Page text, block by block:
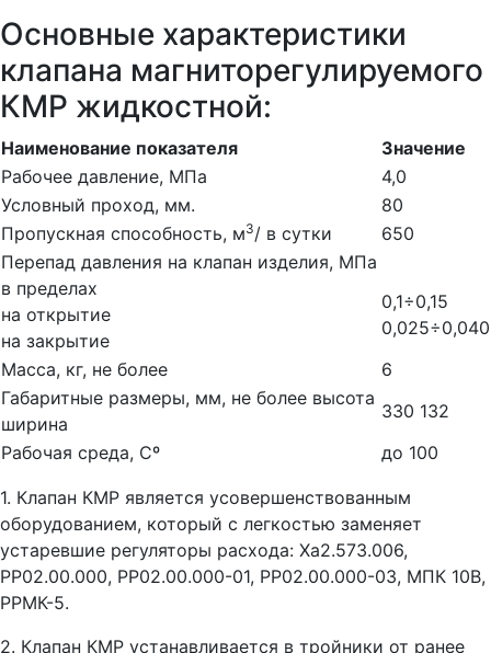
Основные характеристики
клапана магниторегулируемого
КМР жидкостной:
Наименование показателя
Значение
Рабочее давление, МПа
4,0
Условный проход, мм.
80
Пропускная способность, м3/ в сутки
650
Перепад давления на клапан изделия, МПа
в пределах
на открытие
на закрытие
0,1÷0,15
0,025÷0,040
Масса, кг, не более
6
Габаритные размеры, мм, не более высота
ширина
330 132
Рабочая среда, Сº
до 100
1. Клапан КМР является усовершенствованным
оборудованием, который с легкостью заменяет
устаревшие регуляторы расхода: Ха2.573.006,
РР02.00.000, РР02.00.000-01, РР02.00.000-03, МПК 10В,
РРМК-5.
2. Клапан КМР устанавливается в тройники от ранее